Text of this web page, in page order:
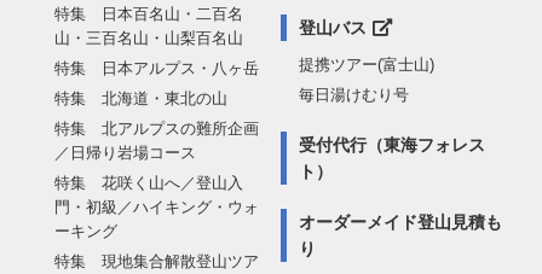
特集 日本百名山・二百名
山・三百名山・山梨百名山
特集 日本アルプス・八ヶ岳
特集 北海道・東北の山
特集 北アルプスの難所企画
／日帰り岩場コース
特集 花咲く山へ／登山入
門・初級／ハイキング・ウォ
ーキング
特集 現地集合解散登山ツア
登山バス
提携ツアー(富士山)
毎日湯けむり号
受付代行（東海フォレス
ト）
オーダーメイド登山見積も
り